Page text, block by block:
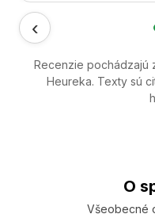
‹
Recenzie pochádzajú
Heureka. Texty sú
O
Všeobecné